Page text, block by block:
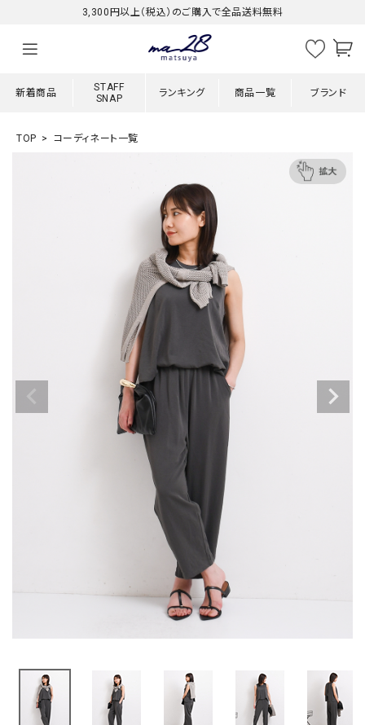
3,300円以上（税込）のご購入で全品送料無料
新着商品
STAFF
SNAP
ランキング 商品一覧 ブランド
TOP コーディネート一覧